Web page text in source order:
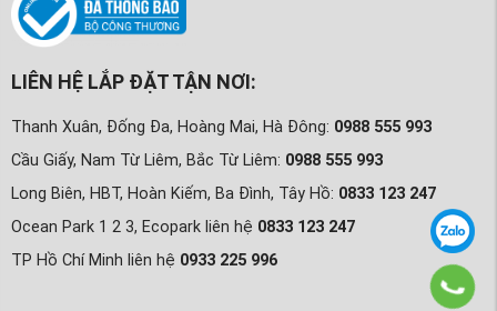
LIÊN HỆ LẮP ĐẶT TẬN NƠI:
Thanh Xuân, Đống Đa, Hoàng Mai, Hà Đông: 0988 555 993
Cầu Giấy, Nam Từ Liêm, Bắc Từ Liêm: 0988 555 993
Long Biên, HBT, Hoàn Kiếm, Ba Đình, Tây Hồ: 0833 123 247
Ocean Park 1 2 3, Ecopark liên hệ 0833 123 247
TP Hồ Chí Minh liên hệ 0933 225 996